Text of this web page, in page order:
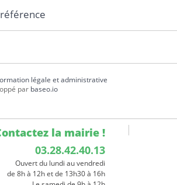
légale et administrative
par baseo.io
la mairie !
03.28.42.40.13
Ouvert du lundi au vendredi
de 8h à 12h et de 13h30 à 16h